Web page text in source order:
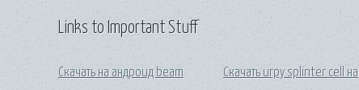
Links to Important Stuff
Скачать на андроид beam
Скачать игру splinter cell на